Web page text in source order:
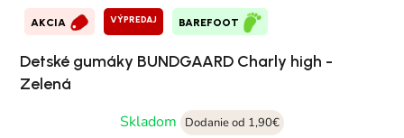
AKCIA VÝPREDAJ BAREFOOT
Detské gumáky BUNDGAARD Charly high -
Zelená
Skladom
Dodanie od 1,90€